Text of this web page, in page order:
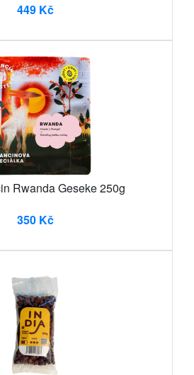
449 Kč
Rwanda Geseke 250g
350 Kč